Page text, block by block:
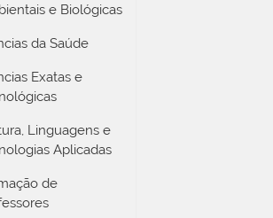
e Biológicas
da Saúde
Exatas e
Linguagens e
Aplicadas
de